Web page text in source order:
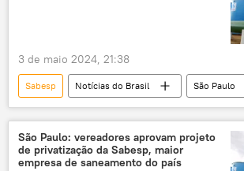
3 de maio 2024, 21:38
Sabesp Notícias do Brasil
São Paulo
Câmara Municipal
saneamento
água potável
água
esgoto
privatização
suspensão votação
São Paulo: vereadores aprovam projeto
de privatização da Sabesp, maior
empresa de saneamento do país